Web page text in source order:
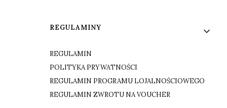
Linki w stopce
REGULAMINY
REGULAMIN
POLITYKA PRYWATNOŚCI
REGULAMIN PROGRAMU LOJALNOŚCIOWEGO
REGULAMIN ZWROTU NA VOUCHER